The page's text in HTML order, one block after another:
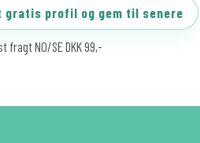
gratis profil og gem til senere
fragt NO/SE DKK 99,-